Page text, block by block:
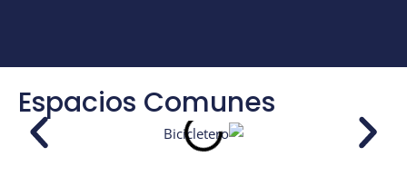
Espacios Comunes